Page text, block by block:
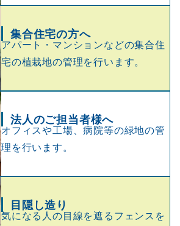
集合住宅の方へ
アパート・マンションなどの集合住
宅の植栽地の管理を行います。
法人のご担当者様へ
オフィスや工場、病院等の緑地の管
理を行います。
目隠し造り
気になる人の目線を遮るフェンスを